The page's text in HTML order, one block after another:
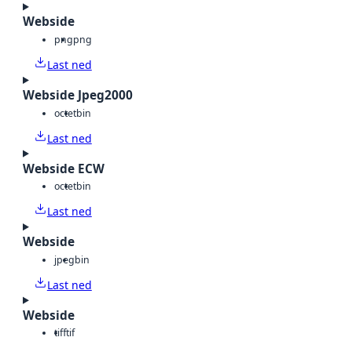
Webside
pngpng
Last ned
Webside Jpeg2000
octetbin
Last ned
Webside ECW
octetbin
Last ned
Webside
jpegbin
Last ned
Webside
tifftif